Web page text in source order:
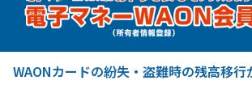
WAONカードの紛失・盗難時の残高移行